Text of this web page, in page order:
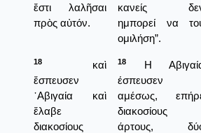
ἔστι λαλῆσαι
πρὸς αὐτόν.
κανείς
ημπορεί να
ομιλήση”.
18
καὶ
ἔσπευσεν
᾿Αβιγαία καὶ
ἔλαβε
διακοσίους
18
Η
έσπευσεν
αμέσως,
διακοσίους
άρτους,